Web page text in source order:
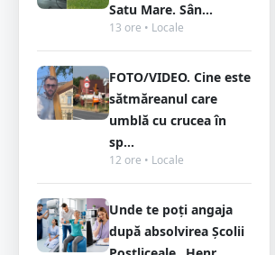
Satu Mare. Sân...
13 ore • Locale
FOTO/VIDEO. Cine este
sătmăreanul care
umblă cu crucea în
sp...
12 ore • Locale
Unde te poți angaja
după absolvirea Școlii